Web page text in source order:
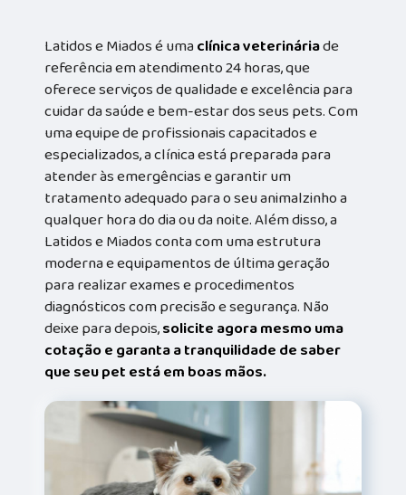
Latidos e Miados é umaclínica veterináriade
referência em atendimento 24 horas, que
oferece serviços de qualidade e excelência para
cuidar da saúde e bem-estar dos seus pets. Com
uma equipe de profissionais capacitados e
especializados, a clínica está preparada para
atender às emergências e garantir um
tratamento adequado para o seu animalzinho a
qualquer hora do dia ou da noite. Além disso, a
Latidos e Miados conta com uma estrutura
moderna e equipamentos de última geração
para realizar exames e procedimentos
diagnósticos com precisão e segurança. Não
deixe para depois,solicite agora mesmo uma
cotação e garanta a tranquilidade de saber
que seu pet está em boas mãos.